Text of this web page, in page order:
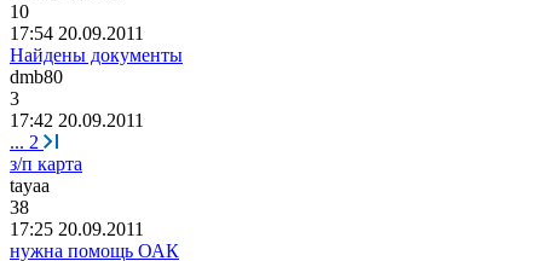
10
17:54 20.09.2011
Найдены документы
dmb80
3
17:42 20.09.2011
... 2
з/п карта
tayaa
38
17:25 20.09.2011
нужна помощь ОАК